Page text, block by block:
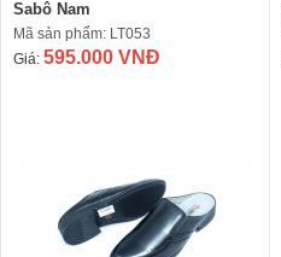
Sabô Nam
Mã sản phẩm: LT053
Giá: 595.000 VNĐ